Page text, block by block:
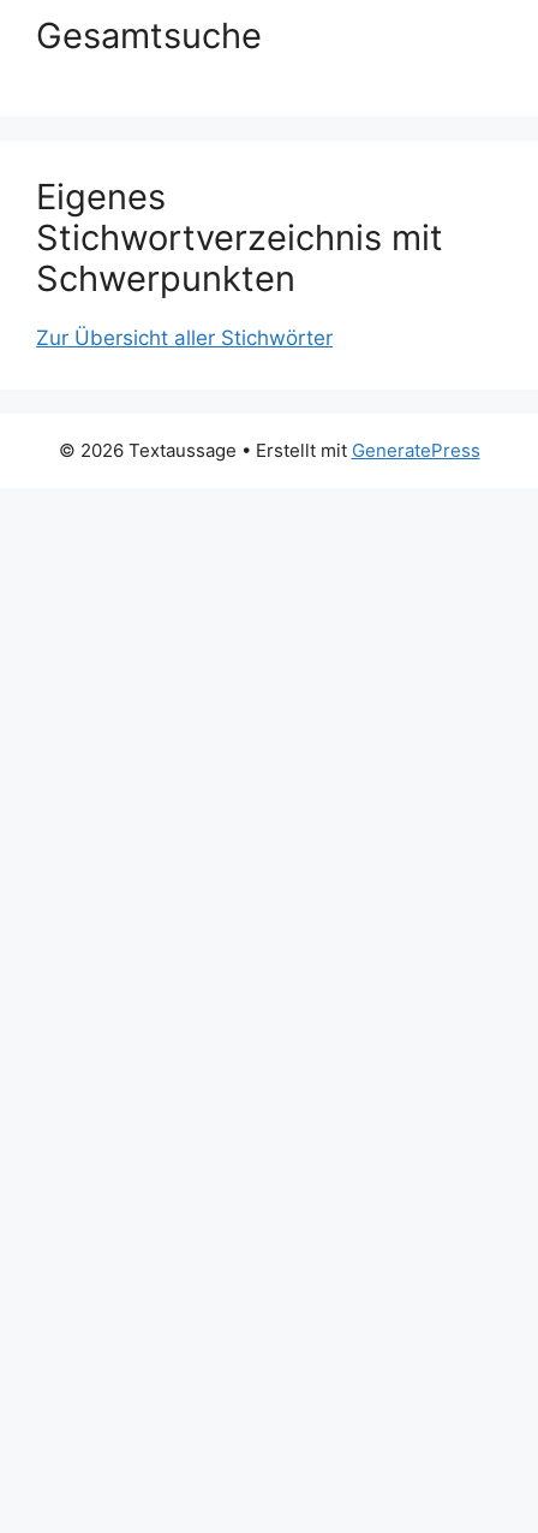
Gesamtsuche
Eigenes
Stichwortverzeichnis mit
Schwerpunkten
Zur Übersicht aller Stichwörter
© 2026 Textaussage • Erstellt mit GeneratePress